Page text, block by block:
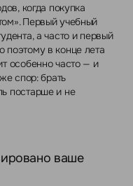
когда покупка
Первый учебный
а часто и первый
поэтому в конце лета
особенно часто — и
спор: брать
постарше и не
ваше